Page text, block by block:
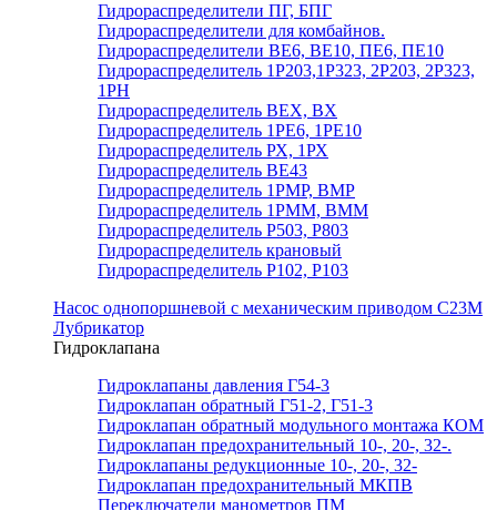
Гидрораспределители ПГ, БПГ
Гидрораспределители для комбайнов.
Гидрораспределители ВЕ6, ВЕ10, ПЕ6, ПЕ10
Гидрораспределитель 1Р203,1Р323, 2Р203, 2Р323,
1РН
Гидрораспределитель ВЕХ, ВХ
Гидрораспределитель 1РЕ6, 1РЕ10
Гидрораспределитель РХ, 1РХ
Гидрораспределитель ВЕ43
Гидрораспределитель 1РМР, ВМР
Гидрораспределитель 1РММ, ВММ
Гидрораспределитель Р503, Р803
Гидрораспределитель крановый
Гидрораспределитель Р102, Р103
Насос однопоршневой с механическим приводом С23М
Лубрикатор
Гидроклапана
Гидроклапаны давления Г54-3
Гидроклапан обратный Г51-2, Г51-3
Гидроклапан обратный модульного монтажа КОМ
Гидроклапан предохранительный 10-, 20-, 32-.
Гидроклапаны редукционные 10-, 20-, 32-
Гидроклапан предохранительный МКПВ
Переключатели манометров ПМ